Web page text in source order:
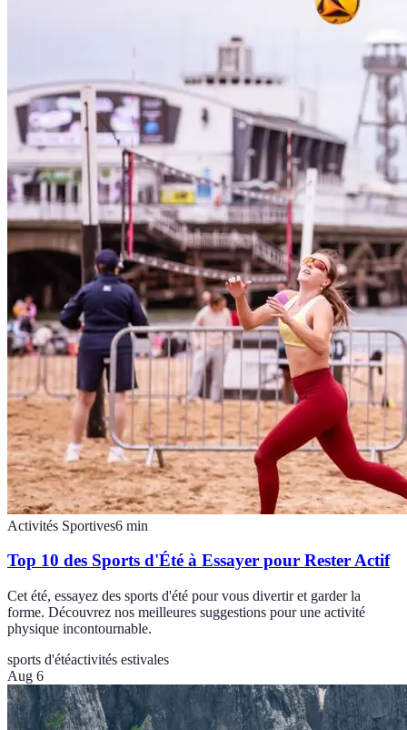
Activités Sportives6 min
Top 10 des Sports d'Été à Essayer pour Rester Actif
Cet été, essayez des sports d'été pour vous divertir et garder la
forme. Découvrez nos meilleures suggestions pour une activité
physique incontournable.
sports d'étéactivités estivales
Aug 6